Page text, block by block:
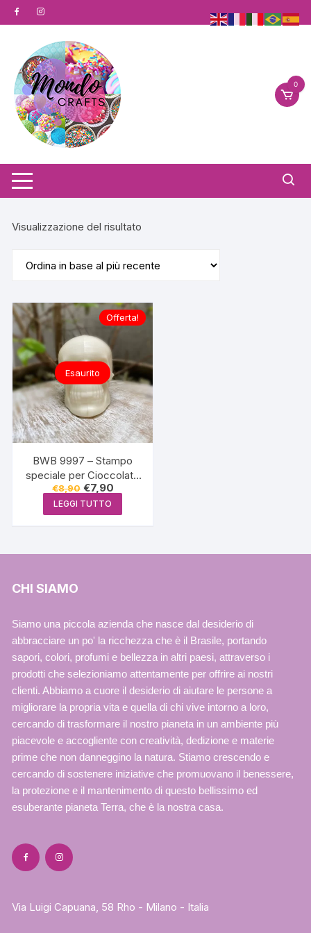
al
0
Visualizzazione del risultato
Esaurito
Offerta!
BWB 9997 – Stampo
speciale per Cioccolato
3 Parti – Teschio Grande
(cranio)
€8,90 Il
prezzo
originale
era:
€7,90Il
prezzo
è:
LEGGI TUTTO
CHI SIAMO
Siamo una piccola azienda che nasce dal desiderio di
abbracciare un po' la ricchezza che è il Brasile, portando
sapori, colori, profumi e bellezza in altri paesi, attraverso i
prodotti che selezioniamo attentamente per offrire ai nostri
clienti. Abbiamo a cuore il desiderio di aiutare le persone a
migliorare la propria vita e quella di chi vive intorno a loro,
cercando di trasformare il nostro pianeta in un ambiente più
piacevole e accogliente con creatività, dedizione e materie
prime che non danneggino la natura. Stiamo crescendo e
cercando di sostenere iniziative che promuovano il benessere,
la protezione e il mantenimento di questo bellissimo ed
esuberante pianeta Terra, che è la nostra casa.
Via Luigi Capuana, 58 Rho - Milano - Italia